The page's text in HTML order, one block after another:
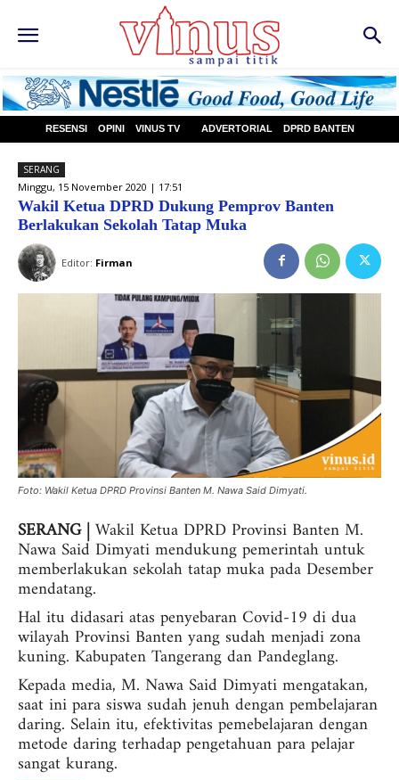
RESENSI OPINI VINUS TV ADVERTORIAL DPRD BANTEN
SERANG
Minggu, 15 November 2020 | 17:51
Wakil Ketua DPRD Dukung Pemprov Banten
Berlakukan Sekolah Tatap Muka
Editor: Firman
Foto: Wakil Ketua DPRD Provinsi Banten M. Nawa Said Dimyati.
SERANG |Wakil Ketua DPRD Provinsi Banten M.
Nawa Said Dimyati mendukung pemerintah untuk
memberlakukan sekolah tatap muka pada Desember
mendatang.
Hal itu didasari atas penyebaran Covid-19 di dua
wilayah Provinsi Banten yang sudah menjadi zona
kuning. Kabupaten Tangerang dan Pandeglang.
Kepada media, M. Nawa Said Dimyati mengatakan,
saat ini para siswa sudah jenuh dengan pembelajaran
daring. Selain itu, efektivitas pemebelajaran dengan
metode daring terhadap pengetahuan para pelajar
sangat kurang.